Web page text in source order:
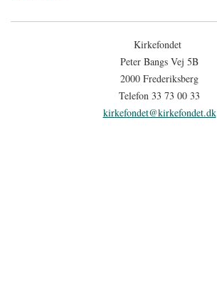
Kirkefondet
Peter Bangs Vej 5B
2000 Frederiksberg
Telefon 33 73 00 33
kirkefondet@kirkefondet.dk